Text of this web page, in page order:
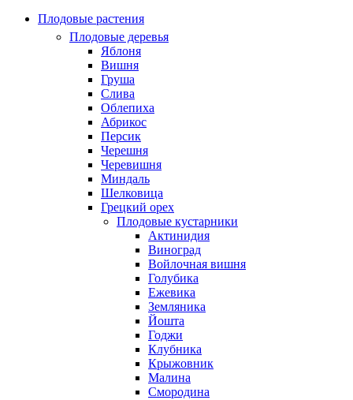
Плодовые растения
Плодовые деревья
Яблоня
Вишня
Груша
Слива
Облепиха
Абрикос
Персик
Черешня
Черевишня
Миндаль
Шелковица
Грецкий орех
Плодовые кустарники
Актинидия
Виноград
Войлочная вишня
Голубика
Ежевика
Земляника
Йошта
Годжи
Клубника
Крыжовник
Малина
Смородина